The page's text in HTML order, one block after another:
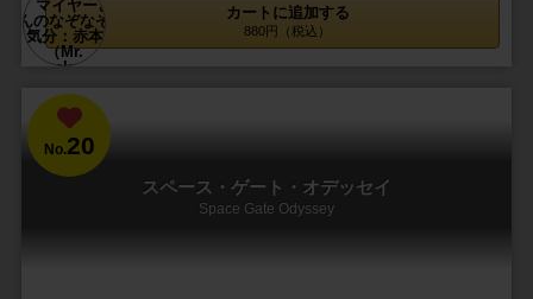
カートに追加する
880円（税込）
No.20
スペース・ゲート・オデッセイ
Space Gate Odyssey